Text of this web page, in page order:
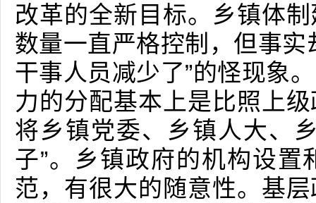
改革的全新目标。乡镇体
数量一直严格控制，但事实
干事人员减少了”的怪现象
力的分配基本上是比照上
将乡镇党委、乡镇人大、
子”。乡镇政府的机构设
范，有很大的随意性。基